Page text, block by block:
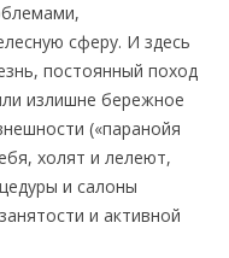
сферу. И здесь
постоянный поход
излишне бережное
(«паранойя
холят и лелеют,
и салоны
и активной